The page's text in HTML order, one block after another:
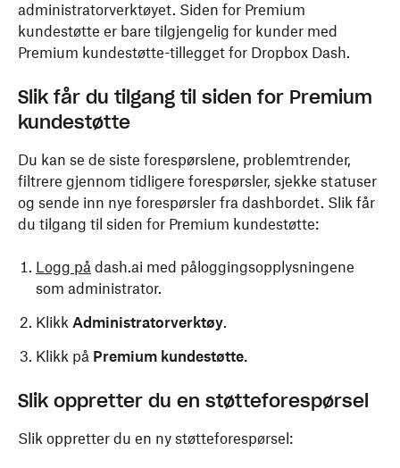
administratorverktøyet. Siden for Premium
kundestøtte er bare tilgjengelig for kunder med
Premium kundestøtte-tillegget for Dropbox Dash.
Slik får du tilgang til siden for Premium
kundestøtte
Du kan se de siste forespørslene, problemtrender,
filtrere gjennom tidligere forespørsler, sjekke statuser
og sende inn nye forespørsler fra dashbordet. Slik får
du tilgang til siden for Premium kundestøtte:
Logg på dash.ai med påloggingsopplysningene
som administrator.
Klikk Administratorverktøy.
Klikk på Premium kundestøtte.
Slik oppretter du en støtteforespørsel
Slik oppretter du en ny støtteforespørsel: